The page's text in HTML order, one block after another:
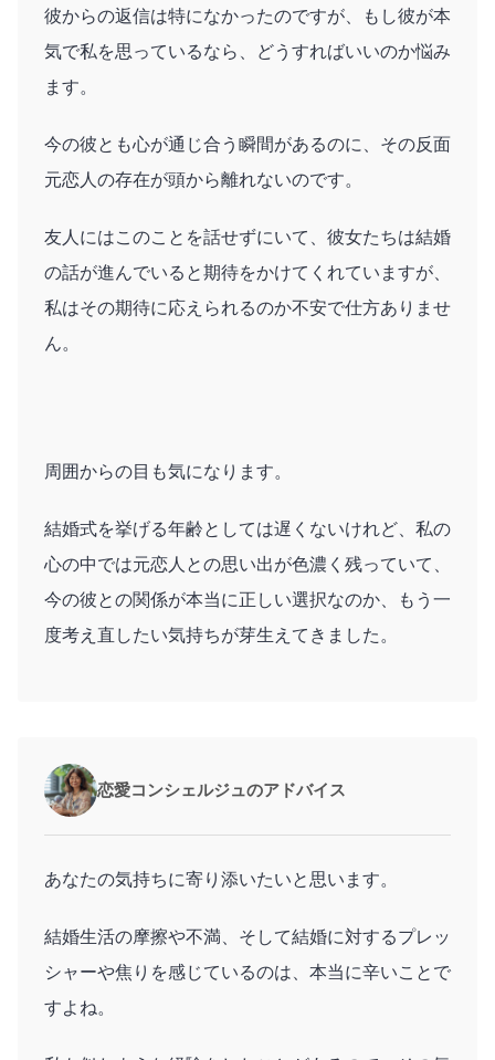
彼からの返信は特になかったのですが、もし彼が本
気で私を思っているなら、どうすればいいのか悩み
ます。
今の彼とも心が通じ合う瞬間があるのに、その反面
元恋人の存在が頭から離れないのです。
友人にはこのことを話せずにいて、彼女たちは結婚
の話が進んでいると期待をかけてくれていますが、
私はその期待に応えられるのか不安で仕方ありませ
ん。
周囲からの目も気になります。
結婚式を挙げる年齢としては遅くないけれど、私の
心の中では元恋人との思い出が色濃く残っていて、
今の彼との関係が本当に正しい選択なのか、もう一
度考え直したい気持ちが芽生えてきました。
恋愛コンシェルジュのアドバイス
あなたの気持ちに寄り添いたいと思います。
結婚生活の摩擦や不満、そして結婚に対するプレッ
シャーや焦りを感じているのは、本当に辛いことで
すよね。